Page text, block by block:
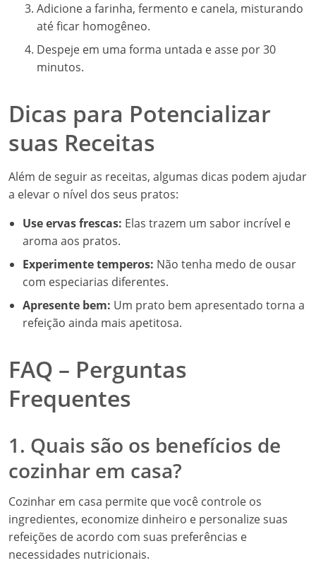
Adicione a farinha, fermento e canela, misturando
até ficar homogêneo.
Despeje em uma forma untada e asse por 30
minutos.
Dicas para Potencializar
suas Receitas
Além de seguir as receitas, algumas dicas podem ajudar
a elevar o nível dos seus pratos:
Use ervas frescas: Elas trazem um sabor incrível e
aroma aos pratos.
Experimente temperos: Não tenha medo de ousar
com especiarias diferentes.
Apresente bem: Um prato bem apresentado torna a
refeição ainda mais apetitosa.
FAQ – Perguntas
Frequentes
1. Quais são os benefícios de
cozinhar em casa?
Cozinhar em casa permite que você controle os
ingredientes, economize dinheiro e personalize suas
refeições de acordo com suas preferências e
necessidades nutricionais.